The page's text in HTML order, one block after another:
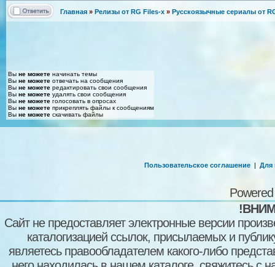
Главная » Релизы от RG Files-x » Русскоязычные сериалы от
Вы не можете начинать темы
Вы не можете отвечать на сообщения
Вы не можете редактировать свои сообщения
Вы не можете удалять свои сообщения
Вы не можете голосовать в опросах
Вы не можете прикреплять файлы к сообщениям
Вы не можете скачивать файлы
Пользовательское соглашение | Для
Сайт не предоставляет электронные версии
каталогизацией ссылок, присылаемых и
являетесь правообладателем какого-либо